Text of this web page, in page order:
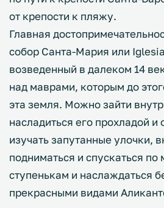
от крепости к пляжу.
Главная
собор Санта-Мария или
возведенный в далеком 14
над маврами, которым до
эта земля. Можно зайти
насладиться его прохладой и
изучать запутанные улочки,
подниматься и спускаться
ступенькам и наслаждаться
прекрасными видами